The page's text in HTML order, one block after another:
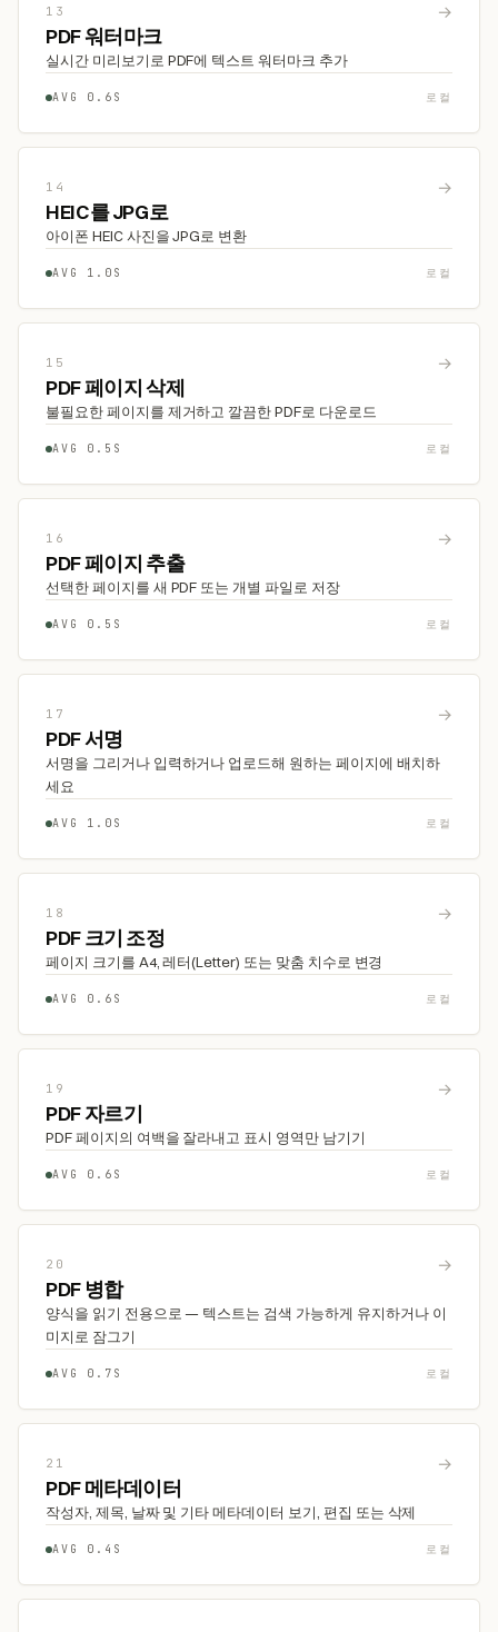
13 →
PDF 워터마크
실시간 미리보기로 PDF에 텍스트 워터마크 추가
AVG 0.6S 로컬
14 →
HEIC를 JPG로
아이폰 HEIC 사진을 JPG로 변환
AVG 1.0S 로컬
15 →
PDF 페이지 삭제
불필요한 페이지를 제거하고 깔끔한 PDF로 다운로드
AVG 0.5S 로컬
16 →
PDF 페이지 추출
선택한 페이지를 새 PDF 또는 개별 파일로 저장
AVG 0.5S 로컬
17 →
PDF 서명
서명을 그리거나 입력하거나 업로드해 원하는 페이지에 배치하
세요
AVG 1.0S 로컬
18 →
PDF 크기 조정
페이지 크기를 A4, 레터(Letter) 또는 맞춤 치수로 변경
AVG 0.6S 로컬
19 →
PDF 자르기
PDF 페이지의 여백을 잘라내고 표시 영역만 남기기
AVG 0.6S 로컬
20 →
PDF 병합
양식을 읽기 전용으로 — 텍스트는 검색 가능하게 유지하거나 이
미지로 잠그기
AVG 0.7S 로컬
21 →
PDF 메타데이터
작성자, 제목, 날짜 및 기타 메타데이터 보기, 편집 또는 삭제
AVG 0.4S 로컬